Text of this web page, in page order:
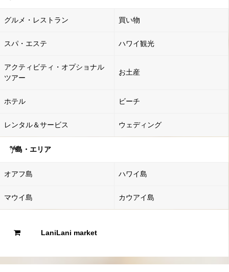
グルメ・レストラン 買い物
スパ・エステ ハワイ観光
アクティビティ・オプショナル
ツアー
お土産
ホテル ビーチ
レンタル＆サービス ウェディング
島・エリア
オアフ島 ハワイ島
マウイ島 カウアイ島
LaniLani market